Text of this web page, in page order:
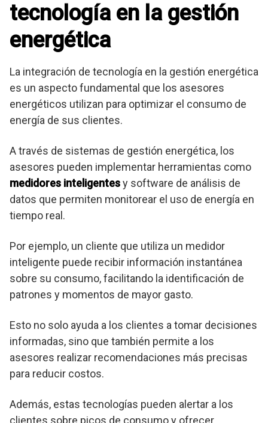
tecnología en la gestión
energética
La integración de tecnología en la gestión energética
es un aspecto fundamental que los asesores
energéticos utilizan para optimizar el consumo de
energía de sus clientes.
A través de sistemas de gestión energética, los
asesores pueden implementar herramientas como
medidores inteligentesy software de análisis de
datos que permiten monitorear el uso de energía en
tiempo real.
Por ejemplo, un cliente que utiliza un medidor
inteligente puede recibir información instantánea
sobre su consumo, facilitando la identificación de
patrones y momentos de mayor gasto.
Esto no solo ayuda a los clientes a tomar decisiones
informadas, sino que también permite a los
asesores realizar recomendaciones más precisas
para reducir costos.
Además, estas tecnologías pueden alertar a los
clientes sobre picos de consumo y ofrecer